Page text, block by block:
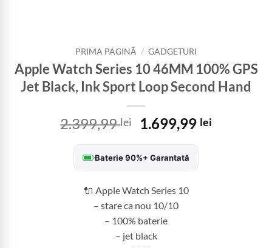
PRIMA PAGINĂ / GADGETURI
Apple Watch Series 10 46MM 100% GPS
Jet Black, Ink Sport Loop Second Hand
2.399,99lei
Prețul
a
fost:
1.699,99 leiPrețul
Baterie 90%+ Garantată
🔌 Apple Watch Series 10
– stare ca nou 10/10
– 100% baterie
– jet black